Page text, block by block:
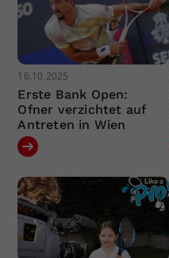
16.10.2025
Erste Bank Open:
Ofner verzichtet auf
Antreten in Wien